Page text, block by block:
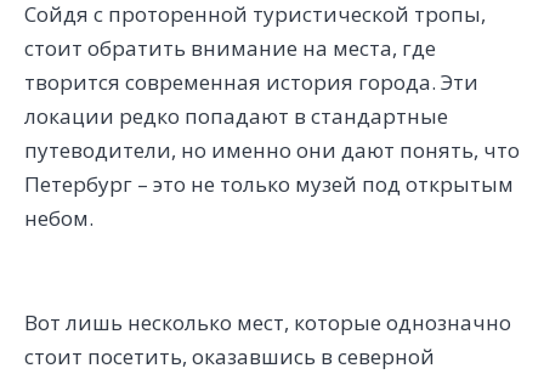
Сойдя с проторенной туристической тропы,
стоит обратить внимание на места, где
творится современная история города. Эти
локации редко попадают в стандартные
путеводители, но именно они дают понять, что
Петербург – это не только музей под открытым
небом.
Вот лишь несколько мест, которые однозначно
стоит посетить, оказавшись в северной